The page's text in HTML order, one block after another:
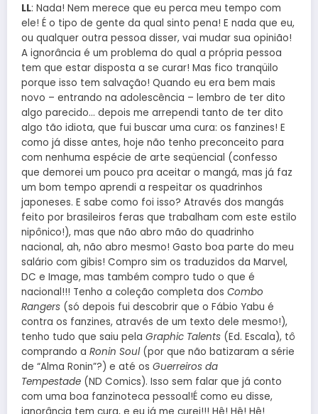
LL: Nada! Nem merece que eu perca meu tempo com
ele! É o tipo de gente da qual sinto pena! E nada que eu,
ou qualquer outra pessoa disser, vai mudar sua opinião!
A ignorância é um problema do qual a própria pessoa
tem que estar disposta a se curar! Mas fico tranqüilo
porque isso tem salvação! Quando eu era bem mais
novo – entrando na adolescência – lembro de ter dito
algo parecido… depois me arrependi tanto de ter dito
algo tão idiota, que fui buscar uma cura: os fanzines! E
como já disse antes, hoje não tenho preconceito para
com nenhuma espécie de arte seqüencial (confesso
que demorei um pouco pra aceitar o mangá, mas já faz
um bom tempo aprendi a respeitar os quadrinhos
japoneses. E sabe como foi isso? Através dos mangás
feito por brasileiros feras que trabalham com este estilo
nipônico!), mas que não abro mão do quadrinho
nacional, ah, não abro mesmo! Gasto boa parte do meu
salário com gibis! Compro sim os traduzidos da Marvel,
DC e Image, mas também compro tudo o que é
nacional!!! Tenho a coleção completa dos Combo
Rangers (só depois fui descobrir que o Fábio Yabu é
contra os fanzines, através de um texto dele mesmo!),
tenho tudo que saiu pela Graphic Talents (Ed. Escala), tô
comprando a Ronin Soul(por que não batizaram a série
de “Alma Ronin”?) e até os Guerreiros da
Tempestade (ND Comics). Isso sem falar que já conto
com uma boa fanzinoteca pessoal!É como eu disse,